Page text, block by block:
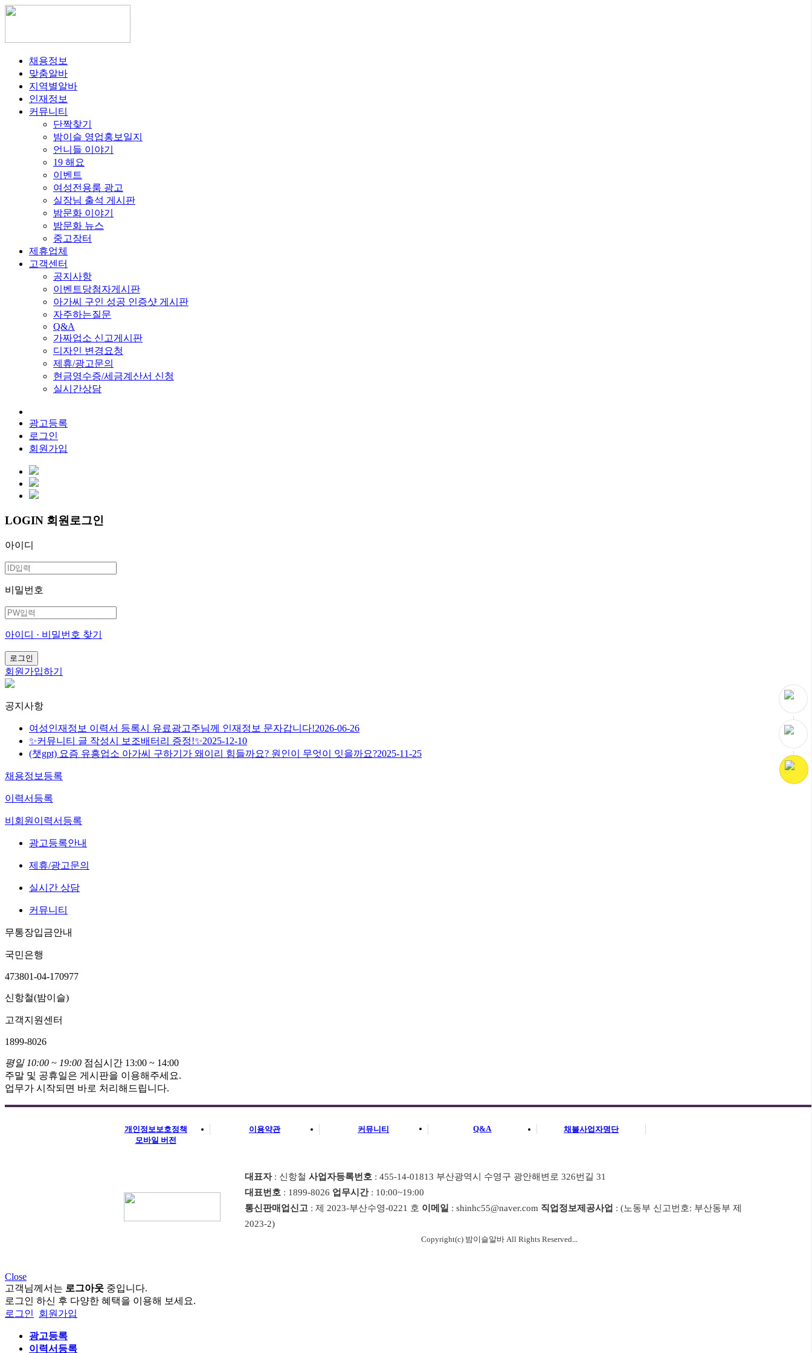
채용정보
맞춤알바
지역별알바
인재정보
커뮤니티
단짝찾기
밤이슬 영업홍보일지
언니들 이야기
19 해요
이벤트
여성전용룸 광고
실장님 출석 게시판
밤문화 이야기
밤문화 뉴스
중고장터
제휴업체
고객센터
공지사항
이벤트당첨자게시판
아가씨 구인 성공 인증샷 게시판
자주하는질문
Q&A
가짜업소 신고게시판
디자인 변경요청
제휴/광고문의
현금영수증/세금계산서 신청
실시간상담
광고등록
로그인
회원가입
LOGIN 회원로그인
아이디
비밀번호
아이디 · 비밀번호 찾기
회원가입하기
공지사항
여성인재정보 이력서 등록시 유료광고주님께 인재정보 문자갑니다!2026-06-26
✨커뮤니티 글 작성시 보조배터리 증정!✨2025-12-10
(챗gpt) 요즘 유흥업소 아가씨 구하기가 왜이리 힘들까요? 원인이 무엇이 잇을까요?2025-11-25
채용정보등록
이력서등록
비회원이력서등록
광고등록안내
제휴/광고문의
실시간 상담
커뮤니티
무통장입금안내
국민은행
473801-04-170977
신항철(밤이슬)
고객지원센터
1899-8026
평일 10:00 ~ 19:00 점심시간 13:00 ~ 14:00
주말 및 공휴일은 게시판을 이용해주세요.
업무가 시작되면 바로 처리해드립니다.
개인정보보호정책 이용약관 커뮤니티 Q&A
채불사업자명단
모바일 버전
대표자: 신항철사업자등록번호 : 455-14-01813 부산광역시 수영구 광안해변로 326번길 31
대표번호 : 1899-8026 업무시간: 10:00~19:00
통신판매업신고: 제 2023-부산수영-0221 호 이메일 : shinhc55@naver.com 직업정보제공사업 : (노동부 신고번호: 부산동부 제
2023-2)
Copyright(c) 밤이슬알바 All Rights Reserved...
Close
고객님께서는 로그아웃 중입니다.
로그인 하신 후 다양한 혜택을 이용해 보세요.
로그인
회원가입
광고등록
이력서등록